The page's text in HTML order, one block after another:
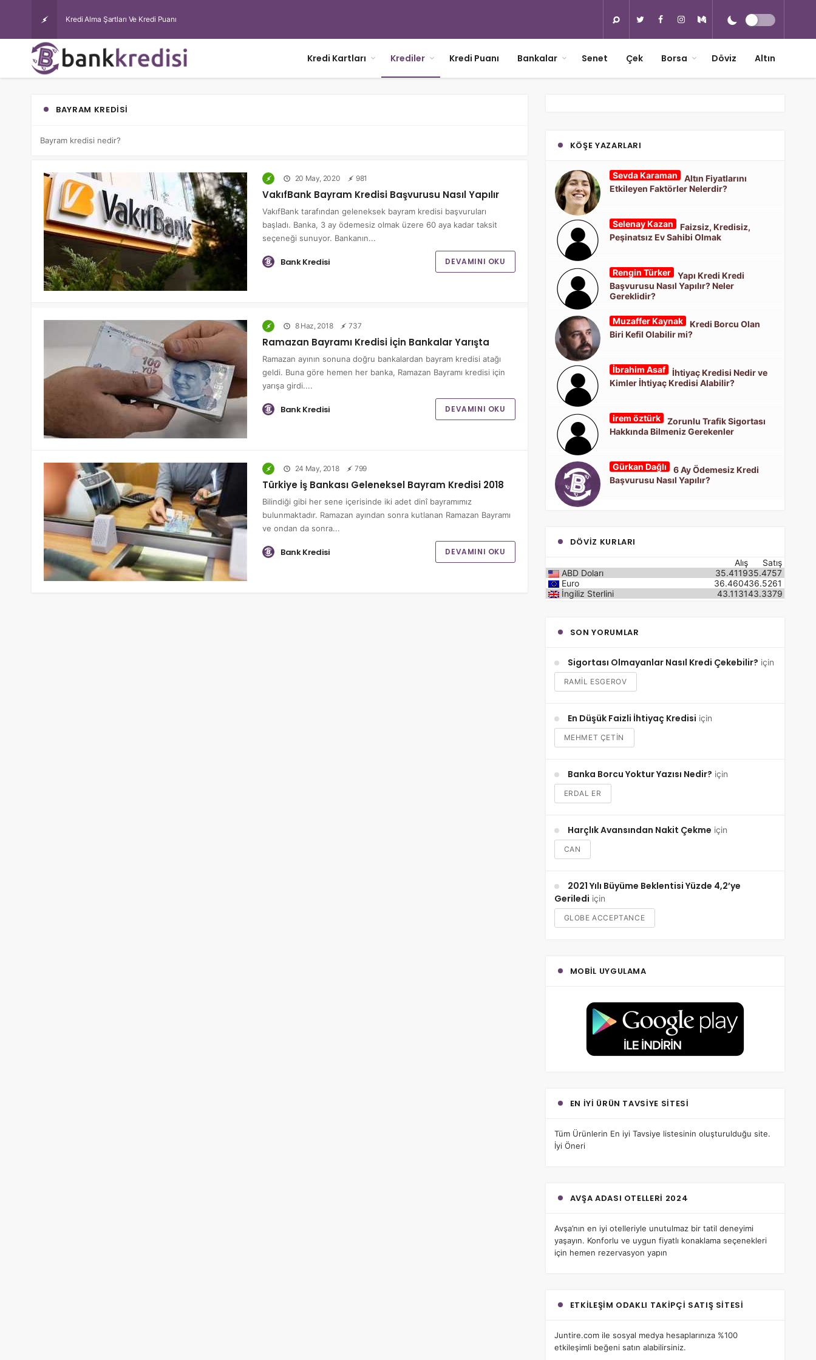
Kredi Alma Şartları Ve Kredi Puanı
Kredi Kartları Krediler Kredi Puanı Bankalar Senet Çek Borsa Döviz Altın
BAYRAM KREDISI
Bayram kredisi nedir?
20 May, 2020 981
VakıfBank Bayram Kredisi Başvurusu Nasıl Yapılır
VakıfBank tarafından geleneksek bayram kredisi başvuruları
başladı. Banka, 3 ay ödemesiz olmak üzere 60 aya kadar taksit
seçeneği sunuyor. Bankanın...
Bank Kredisi DEVAMINI OKU
8 Haz, 2018 737
Ramazan Bayramı Kredisi İçin Bankalar Yarışta
Ramazan ayının sonuna doğru bankalardan bayram kredisi atağı
geldi. Buna göre hemen her banka, Ramazan Bayramı kredisi için
yarışa girdi....
Bank Kredisi DEVAMINI OKU
24 May, 2018 799
Türkiye İş Bankası Geleneksel Bayram Kredisi 2018
Bilindiği gibi her sene içerisinde iki adet dinî bayramımız
bulunmaktadır. Ramazan ayından sonra kutlanan Ramazan Bayramı
ve ondan da sonra...
Bank Kredisi DEVAMINI OKU
KÖŞE YAZARLARI
Sevda Karaman
Altın Fiyatlarını
Etkileyen Faktörler Nelerdir?
Selenay Kazan
Faizsiz, Kredisiz,
Peşinatsız Ev Sahibi Olmak
Rengin Türker
Yapı Kredi Kredi
Başvurusu Nasıl Yapılır? Neler
Gereklidir?
Muzaffer Kaynak
Kredi Borcu Olan
Biri Kefil Olabilir mi?
İbrahim Asaf
İhtiyaç Kredisi Nedir ve
Kimler İhtiyaç Kredisi Alabilir?
irem öztürk
Zorunlu Trafik Sigortası
Hakkında Bilmeniz Gerekenler
Gürkan Dağlı
6 Ay Ödemesiz Kredi
Başvurusu Nasıl Yapılır?
DÖVIZ KURLARI
Satış
Alış
ABD Doları
35.4757
35.4119
Euro
36.5261
36.4604
İngiliz Sterlini
43.3379
43.1131
SON YORUMLAR
Sigortası Olmayanlar Nasıl Kredi Çekebilir? için
RAMIL ESGEROV
En Düşük Faizli İhtiyaç Kredisi için
MEHMET ÇETİN
Banka Borcu Yoktur Yazısı Nedir? için
ERDAL ER
Harçlık Avansından Nakit Çekme için
CAN
2021 Yılı Büyüme Beklentisi Yüzde 4,2’ye
Geriledi için
GLOBE ACCEPTANCE
MOBIL UYGULAMA
EN İYI ÜRÜN TAVSIYE SITESI
Tüm Ürünlerin En iyi Tavsiye listesinin oluşturulduğu site.
İyi Öneri
AVŞA ADASI OTELLERI 2024
Avşa’nın en iyi otelleriyle unutulmaz bir tatil deneyimi
yaşayın. Konforlu ve uygun fiyatlı konaklama seçenekleri
için hemen rezervasyon yapın
ETKILEŞIM ODAKLI TAKIPÇI SATIŞ SITESI
Juntire.comile sosyal medya hesaplarınıza %100
etkileşimli beğeni satın alabilirsiniz.